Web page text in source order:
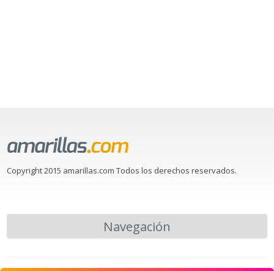
Copyright 2015 amarillas.com Todos los derechos reservados.
Navegación